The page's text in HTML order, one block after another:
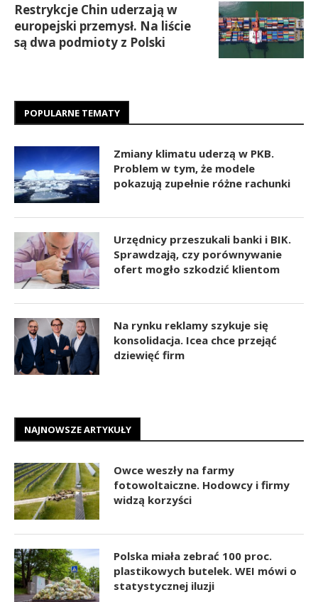
Restrykcje Chin uderzają w
europejski przemysł. Na liście
są dwa podmioty z Polski
POPULARNE TEMATY
Zmiany klimatu uderzą w PKB.
Problem w tym, że modele
pokazują zupełnie różne rachunki
Urzędnicy przeszukali banki i BIK.
Sprawdzają, czy porównywanie
ofert mogło szkodzić klientom
Na rynku reklamy szykuje się
konsolidacja. Icea chce przejąć
dziewięć firm
NAJNOWSZE ARTYKUŁY
Owce weszły na farmy
fotowoltaiczne. Hodowcy i firmy
widzą korzyści
Polska miała zebrać 100 proc.
plastikowych butelek. WEI mówi o
statystycznej iluzji